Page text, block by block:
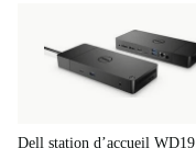
Dell station d’accueil WD19